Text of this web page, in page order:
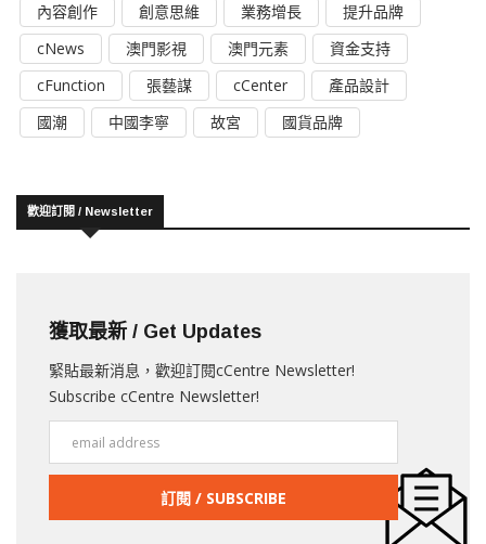
內容創作
創意思維 業務增長
提升品牌
cNews
澳門影視 澳門元素
資金支持
cFunction
張藝謀 cCenter
產品設計
國潮
中國李寧 故宮 國貨品牌
歡迎訂閱 / Newsletter
獲取最新 / Get Updates
緊貼最新消息，歡迎訂閱cCentre Newsletter!
Subscribe cCentre Newsletter!